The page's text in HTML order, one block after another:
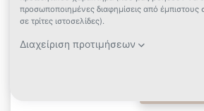
2 άτομαSuite with Terrace and Blue
Πρωινό
έως 29/11/2026
Δες